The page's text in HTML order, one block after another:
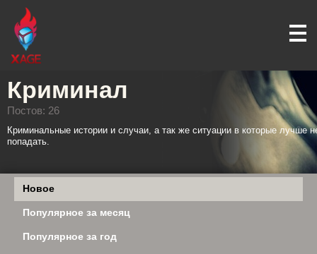
Криминал
Постов: 26
Криминальные истории и случаи, а так же ситуации в которые лучше
попадать.
Новое
Популярное за месяц
Популярное за год